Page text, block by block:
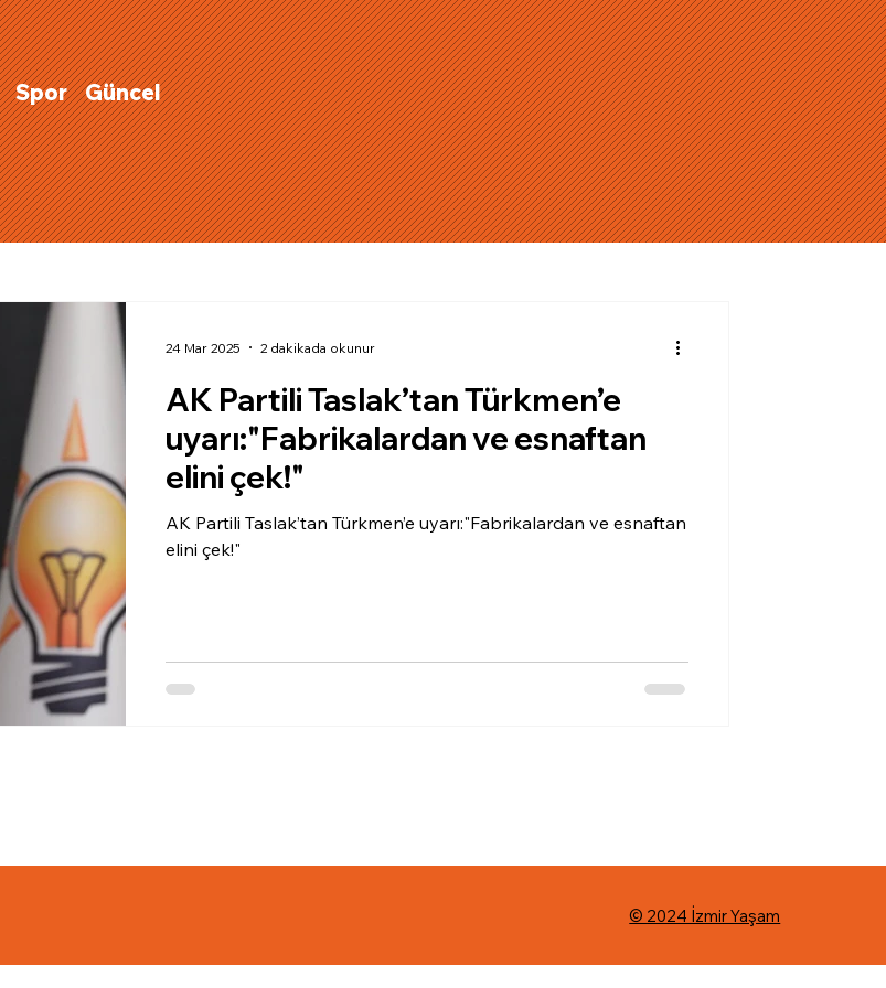
Spor Güncel
AK Partili Taslak’tan Türkmen’e
uyarı:"Fabrikalardan ve esnaftan
elini çek!"
AK Partili Taslak’tan Türkmen’e uyarı:"Fabrikalardan ve esnaftan
elini çek!"
24 Mar 2025 2 dakikada okunur
© 2024 İzmir Yaşam